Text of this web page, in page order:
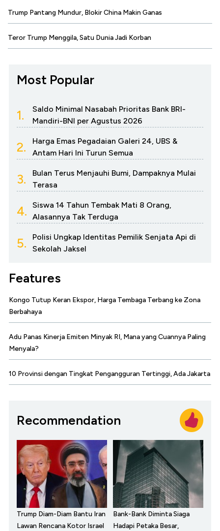
Trump Pantang Mundur, Blokir China Makin Ganas
Teror Trump Menggila, Satu Dunia Jadi Korban
Most Popular
1.
Saldo Minimal Nasabah Prioritas Bank BRI-
Mandiri-BNI per Agustus 2026
2.
Harga Emas Pegadaian Galeri 24, UBS &
Antam Hari Ini Turun Semua
3.
Bulan Terus Menjauhi Bumi, Dampaknya Mulai
Terasa
4.
Siswa 14 Tahun Tembak Mati 8 Orang,
Alasannya Tak Terduga
5.
Polisi Ungkap Identitas Pemilik Senjata Api di
Sekolah Jaksel
Features
Kongo Tutup Keran Ekspor, Harga Tembaga Terbang ke Zona
Berbahaya
Adu Panas Kinerja Emiten Minyak RI, Mana yang Cuannya Paling
Menyala?
10 Provinsi dengan Tingkat Pengangguran Tertinggi, Ada Jakarta
Recommendation
Trump Diam-Diam Bantu Iran
Lawan Rencana Kotor Israel
Bank-Bank Diminta Siaga
Hadapi Petaka Besar,